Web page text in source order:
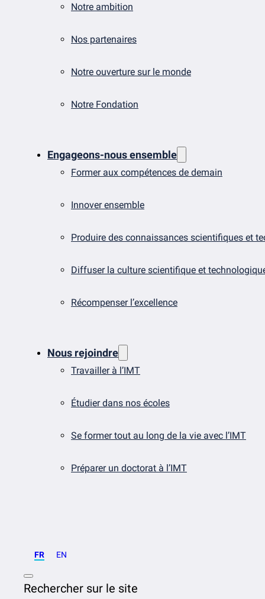
Notre ambition
Nos partenaires
Notre ouverture sur le monde
Notre Fondation
Engageons-nous ensemble
Former aux compétences de demain
Innover ensemble
Produire des connaissances scientifiques et
Diffuser la culture scientifique et
Récompenser l’excellence
Nous rejoindre
Travailler à l’IMT
Étudier dans nos écoles
Se former tout au long de la vie avec l’IMT
Préparer un doctorat à l’IMT
FR EN
Rechercher sur le site